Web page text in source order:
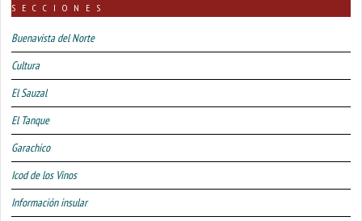
SECCIONES
Buenavista del Norte
Cultura
El Sauzal
El Tanque
Garachico
Icod de los Vinos
Información insular